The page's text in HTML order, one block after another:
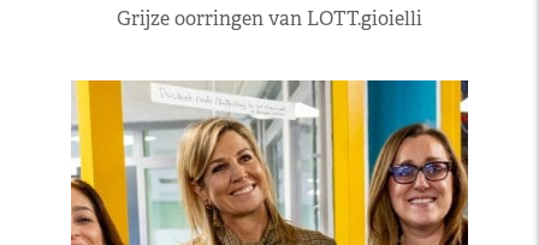
Grijze oorringen van LOTT.gioielli